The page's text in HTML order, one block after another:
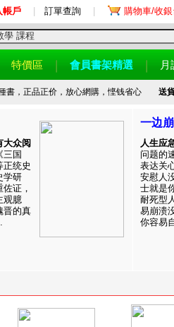
帳戶 訂單查詢 購物車/收銀
特價區 會員書架精選 月
書，正品正价，放心網購，悭钱省心 送
大众阅
三国
正统史
学研
证，
观臆
晋的真
一边
人生应
问题的
表达关
安慰人
士就是
耐死型
易崩溃
你容易